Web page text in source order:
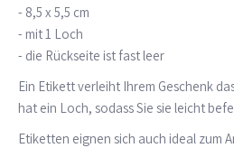
- 8,5 x 5,5 cm
- mit 1 Loch
- die Rückseite ist fast leer
Ein Etikett verleiht Ihrem Geschenk
hat ein Loch, sodass Sie sie leicht
Etiketten eignen sich auch ideal zum